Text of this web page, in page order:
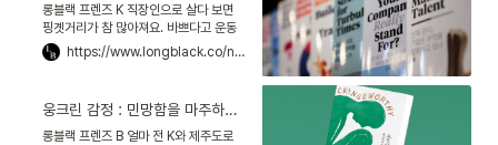
롱블랙 프렌즈 K 직장인으로 살다 보면
핑곗거리가 참 많아져요. 바쁘다고 운동
안 해, 책 안 읽어, 집안일 미뤄… 결국 ‘일
빼면 시체’인 나를 마주하죠.저 같은 사람
https://www.longblack.co/note/772
웅크린 감정 : 민망함을 마주하고 한 단계 나아가기
롱블랙 프렌즈 B 얼마 전 K와 제주도로